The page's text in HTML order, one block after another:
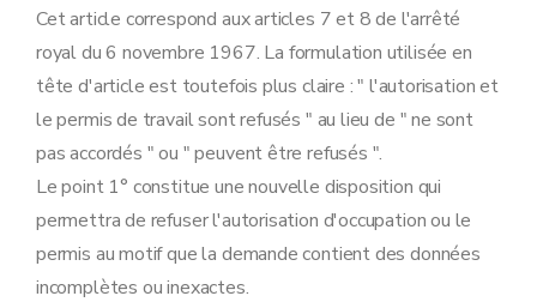
Cet article correspond aux articles 7 et 8 de l'arrêté
royal du 6 novembre 1967. La formulation utilisée en
tête d'article est toutefois plus claire : " l'autorisation et
le permis de travail sont refusés " au lieu de " ne sont
pas accordés " ou " peuvent être refusés ".
Le point 1° constitue une nouvelle disposition qui
permettra de refuser l'autorisation d'occupation ou le
permis au motif que la demande contient des données
incomplètes ou inexactes.